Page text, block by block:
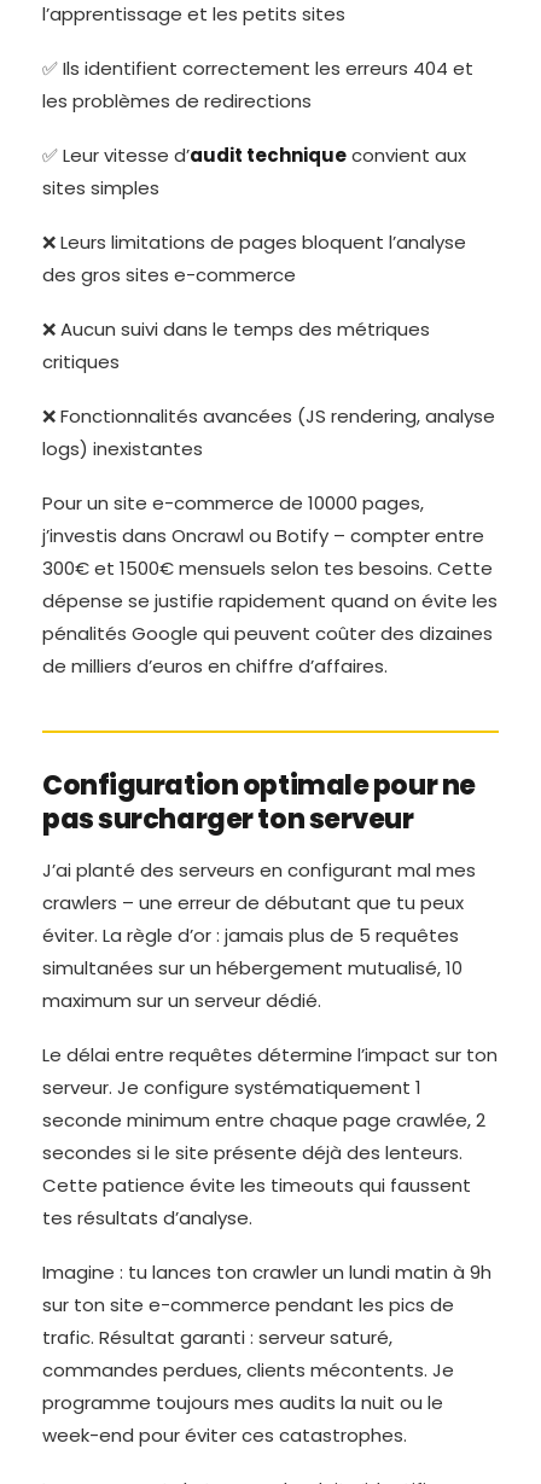
l’apprentissage et les petits sites
✅ Ils identifient correctement les erreurs 404 et
les problèmes de redirections
✅ Leur vitesse d’audit techniqueconvient aux
sites simples
❌ Leurs limitations de pages bloquent l’analyse
des gros sites e-commerce
❌ Aucun suivi dans le temps des métriques
critiques
❌ Fonctionnalités avancées (JS rendering, analyse
logs) inexistantes
Pour un site e-commerce de 10000 pages,
j’investis dans Oncrawl ou Botify – compter entre
300€ et 1500€ mensuels selon tes besoins. Cette
dépense se justifie rapidement quand on évite les
pénalités Google qui peuvent coûter des dizaines
de milliers d’euros en chiffre d’affaires.
Configuration optimale pour ne
pas surcharger ton serveur
J’ai planté des serveurs en configurant mal mes
crawlers – une erreur de débutant que tu peux
éviter. La règle d’or : jamais plus de 5 requêtes
simultanées sur un hébergement mutualisé, 10
maximum sur un serveur dédié.
Le délai entre requêtes détermine l’impact sur ton
serveur. Je configure systématiquement 1
seconde minimum entre chaque page crawlée, 2
secondes si le site présente déjà des lenteurs.
Cette patience évite les timeouts qui faussent
tes résultats d’analyse.
Imagine : tu lances ton crawler un lundi matin à 9h
sur ton site e-commerce pendant les pics de
trafic. Résultat garanti : serveur saturé,
commandes perdues, clients mécontents. Je
programme toujours mes audits la nuit ou le
week-end pour éviter ces catastrophes.